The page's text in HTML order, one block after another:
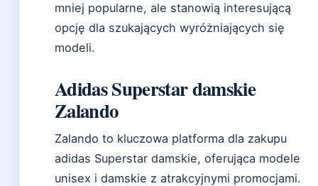
mniej popularne, ale stanowią interesującą
opcję dla szukających wyróżniających się
modeli.
Adidas Superstar damskie
Zalando
Zalando to kluczowa platforma dla zakupu
adidas Superstar damskie, oferująca modele
unisex i damskie z atrakcyjnymi promocjami.